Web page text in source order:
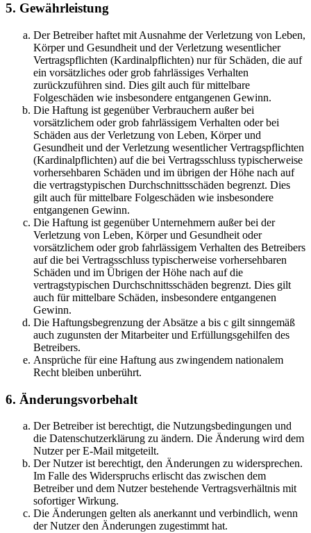
5. Gewährleistung
Der Betreiber haftet mit Ausnahme der Verletzung von Leben,
Körper und Gesundheit und der Verletzung wesentlicher
Vertragspflichten (Kardinalpflichten) nur für Schäden, die auf
ein vorsätzliches oder grob fahrlässiges Verhalten
zurückzuführen sind. Dies gilt auch für mittelbare
Folgeschäden wie insbesondere entgangenen Gewinn.
Die Haftung ist gegenüber Verbrauchern außer bei
vorsätzlichem oder grob fahrlässigem Verhalten oder bei
Schäden aus der Verletzung von Leben, Körper und
Gesundheit und der Verletzung wesentlicher Vertragspflichten
(Kardinalpflichten) auf die bei Vertragsschluss typischerweise
vorhersehbaren Schäden und im übrigen der Höhe nach auf
die vertragstypischen Durchschnittsschäden begrenzt. Dies
gilt auch für mittelbare Folgeschäden wie insbesondere
entgangenen Gewinn.
Die Haftung ist gegenüber Unternehmern außer bei der
Verletzung von Leben, Körper und Gesundheit oder
vorsätzlichem oder grob fahrlässigem Verhalten des Betreibers
auf die bei Vertragsschluss typischerweise vorhersehbaren
Schäden und im Übrigen der Höhe nach auf die
vertragstypischen Durchschnittsschäden begrenzt. Dies gilt
auch für mittelbare Schäden, insbesondere entgangenen
Gewinn.
Die Haftungsbegrenzung der Absätze a bis c gilt sinngemäß
auch zugunsten der Mitarbeiter und Erfüllungsgehilfen des
Betreibers.
Ansprüche für eine Haftung aus zwingendem nationalem
Recht bleiben unberührt.
6. Änderungsvorbehalt
Der Betreiber ist berechtigt, die Nutzungsbedingungen und
die Datenschutzerklärung zu ändern. Die Änderung wird dem
Nutzer per E-Mail mitgeteilt.
Der Nutzer ist berechtigt, den Änderungen zu widersprechen.
Im Falle des Widerspruchs erlischt das zwischen dem
Betreiber und dem Nutzer bestehende Vertragsverhältnis mit
sofortiger Wirkung.
Die Änderungen gelten als anerkannt und verbindlich, wenn
der Nutzer den Änderungen zugestimmt hat.